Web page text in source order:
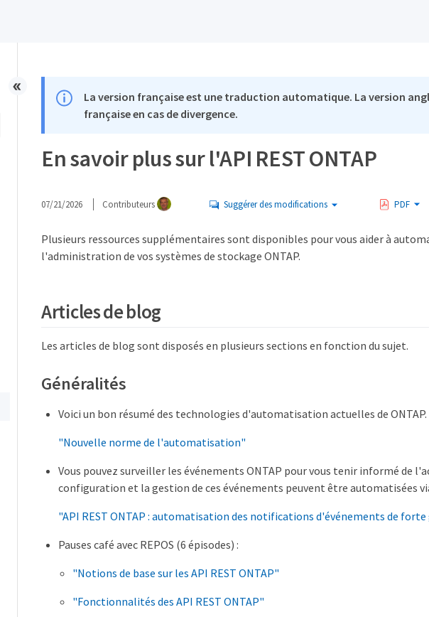
La version française est une traduction automatique. La version
française en cas de divergence.
En savoir plus sur l'API REST ONTAP
07/21/2026 Contributeurs Suggérer des modifications PDF
Plusieurs ressources supplémentaires sont disponibles pour vous aider à
l'administration de vos systèmes de stockage ONTAP.
Articles de blog
Les articles de blog sont disposés en plusieurs sections en fonction du sujet.
Généralités
Voici un bon résumé des technologies d'automatisation actuelles de ONTAP.
"Nouvelle norme de l'automatisation"
Vous pouvez surveiller les événements ONTAP pour vous tenir informé de
configuration et la gestion de ces événements peuvent être automatisées
"API REST ONTAP : automatisation des notifications d'événements de
Pauses café avec REPOS (6 épisodes) :
"Notions de base sur les API REST ONTAP"
"Fonctionnalités des API REST ONTAP"